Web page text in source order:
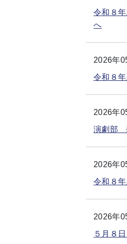
令和８
へ
2026年
令和８
2026年
演劇部
2026年
令和８
2026年
５月８